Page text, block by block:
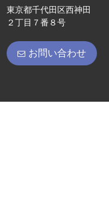
東京都千代田区西神田
２丁目７番８号
お問い合わせ